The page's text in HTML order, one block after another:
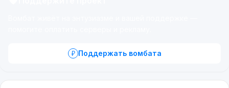
Поддержать вомбата